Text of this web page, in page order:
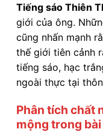
Tiếng sáo Thiên
giới của ông.
cũng nhấn mạnh
thế giới tiên cảnh
tiếng sáo, hạc
ngoài thực tại
Phân tích chất
mộng trong